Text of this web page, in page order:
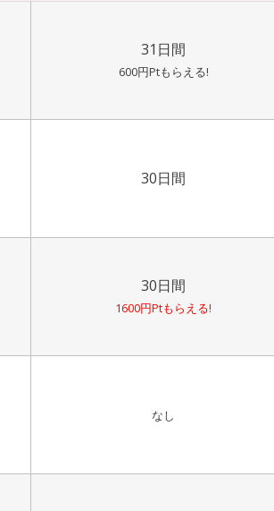
31日間
600円Ptもらえる!
30日間
30日間
1600円Ptもらえる!
なし